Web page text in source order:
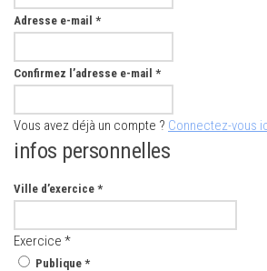
Adresse e-mail *
Confirmez l’adresse e-mail *
Vous avez déjà un compte ? Connectez-vous
infos personnelles
Ville d’exercice *
Exercice *
Publique *